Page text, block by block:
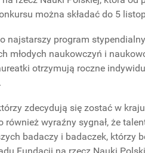
można składać do 5
najstarszy program
młodych naukowczyń i
otrzymują roczne
zdecydują się zostać w
wyraźny sygnał, że
badaczy i badaczek, którzy
Fundacji na rzecz Nauki